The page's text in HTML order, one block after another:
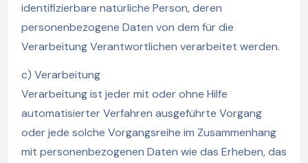
identifizierbare natürliche Person, deren
personenbezogene Daten von dem für die
Verarbeitung Verantwortlichen verarbeitet werden.
c) Verarbeitung
Verarbeitung ist jeder mit oder ohne Hilfe
automatisierter Verfahren ausgeführte Vorgang
oder jede solche Vorgangsreihe im Zusammenhang
mit personenbezogenen Daten wie das Erheben, das